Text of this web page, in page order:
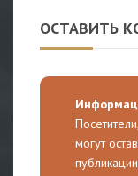
ОСТАВИТЬ
могут